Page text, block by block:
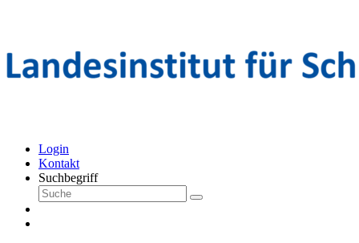
Login
Kontakt
Suchbegriff